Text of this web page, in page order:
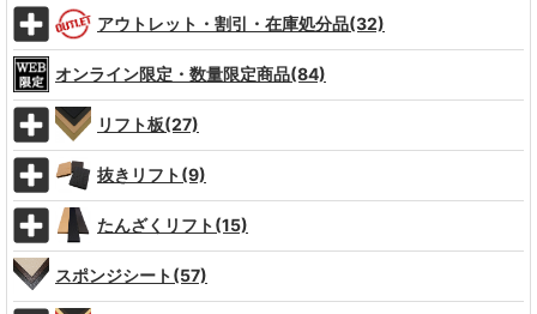
アウトレット・割引・在庫処分品(32)
オンライン限定・数量限定商品(84)
リフト板(27)
抜きリフト(9)
たんざくリフト(15)
スポンジシート(57)